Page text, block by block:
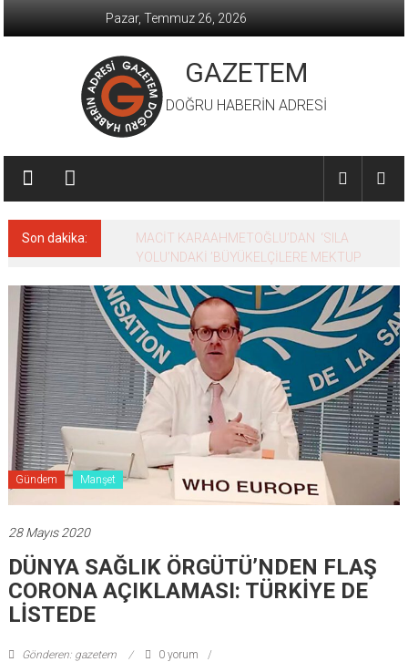
Pazar, Temmuz 26, 2026
GAZETEM
DOĞRU HABERİN ADRESİ
Son dakika:
MACİT KARAAHMETOĞLU’DAN ‘SILA
YOLU’NDAKİ ’BÜYÜKELÇİLERE MEKTUP
Gündem Manşet
28 Mayıs 2020
DÜNYA SAĞLIK ÖRGÜTÜ’NDEN FLAŞ
CORONA AÇIKLAMASI: TÜRKİYE DE
LİSTEDE
Gönderen: gazetem
0 yorum